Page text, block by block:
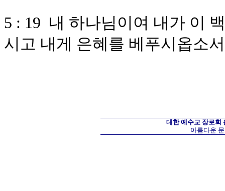
5 : 19 내 하나님이여 내가 이
시고 내게 은혜를 베푸시옵소서
대한 예수교 장로회
아름다운